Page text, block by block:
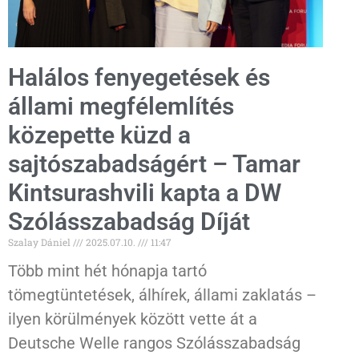
Halálos fenyegetések és
állami megfélemlítés
közepette küzd a
sajtószabadságért – Tamar
Kintsurashvili kapta a DW
Szólásszabadság Díját
Szalay Dániel 2025.07.10. 11:47
Több mint hét hónapja tartó
tömegtüntetések, álhírek, állami zaklatás –
ilyen körülmények között vette át a
Deutsche Welle rangos Szólásszabadság